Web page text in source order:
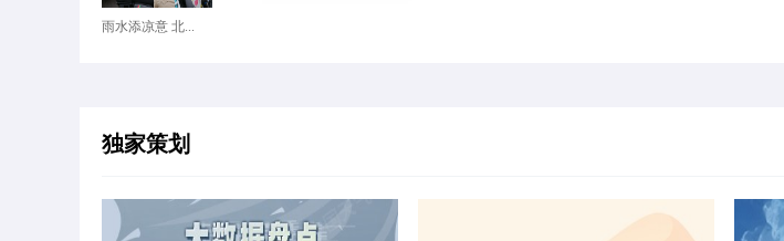
雨水添凉意 北...
独家策划